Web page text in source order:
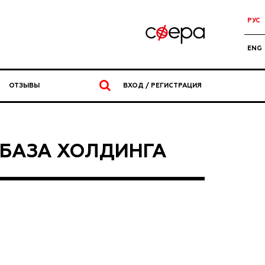
РУС
ENG
ОТЗЫВЫ ВХОД / РЕГИСТРАЦИЯ
ХОЛДИНГА